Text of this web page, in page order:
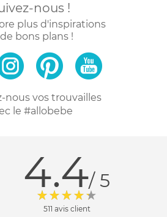
nous !
plus d'inspirations
bons plans !
nous vos trouvailles
le #allobebe
4.4/ 5
511 avis client